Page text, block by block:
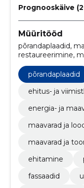
Prognooskäive
Müüritööd
põrandaplaadid,
restaureerimine,
Kanal, kivide
põrandaplaadid
ehitus- ja
energia- ja
maavarad ja
maavarad ja
ehitamine
fassaadid